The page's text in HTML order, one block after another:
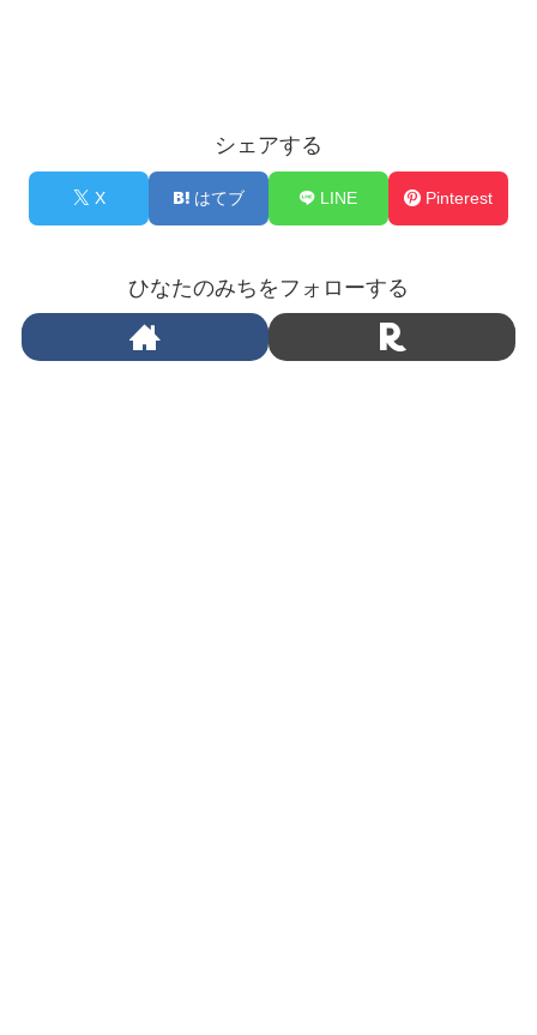
シェアする
X はてブ LINE Pinterest
ひなたのみちをフォローする